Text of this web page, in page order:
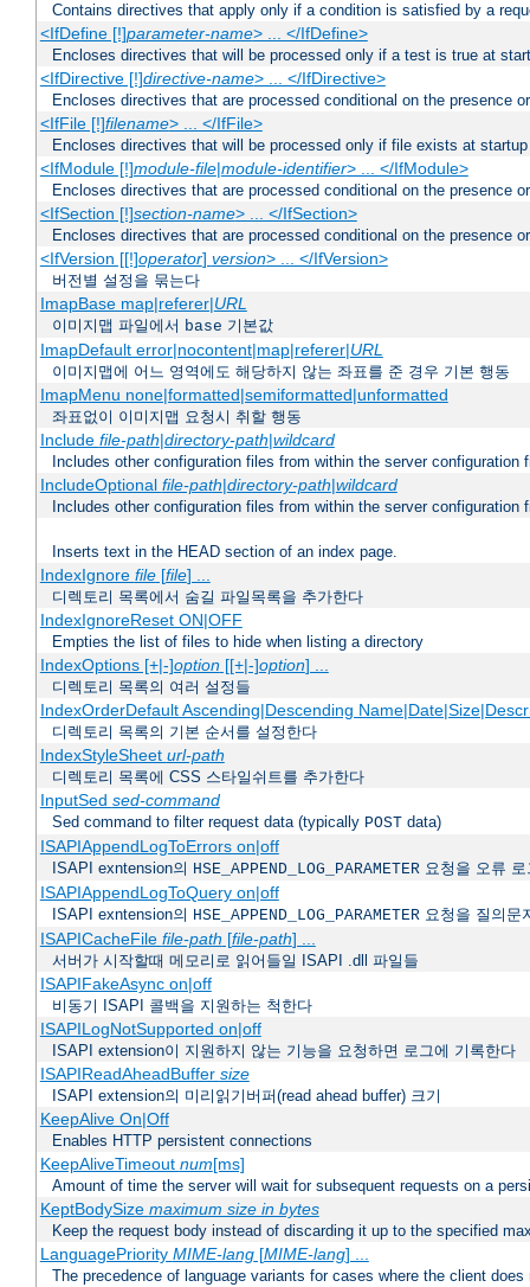
Contains directives that apply only if a condition is satisfied by a
<IfDefine [!]parameter-name> ... </IfDefine>
Encloses directives that will be processed only if a test is true at
<IfDirective [!]directive-name> ... </IfDirective>
Encloses directives that are processed conditional on the presence
<IfFile [!]filename> ... </IfFile>
Encloses directives that will be processed only if file exists at startup
<IfModule [!]module-file|module-identifier> ... </IfModule>
Encloses directives that are processed conditional on the presence
<IfSection [!]section-name> ... </IfSection>
Encloses directives that are processed conditional on the presence
<IfVersion [[!]operator] version> ... </IfVersion>
버전별 설정을 묶는다
ImapBase map|referer|URL
이미지맵 파일에서 base 기본값
ImapDefault error|nocontent|map|referer|URL
이미지맵에 어느 영역에도 해당하지 않는 좌표를 준 경우 기본 행동
ImapMenu none|formatted|semiformatted|unformatted
좌표없이 이미지맵 요청시 취할 행동
Include file-path|directory-path|wildcard
Includes other configuration files from within the server configuration
IncludeOptional file-path|directory-path|wildcard
Includes other configuration files from within the server configuration
Inserts text in the HEAD section of an index page.
IndexIgnore file[file] ...
디렉토리 목록에서 숨길 파일목록을 추가한다
IndexIgnoreReset ON|OFF
Empties the list of files to hide when listing a directory
IndexOptions [+|-]option[[+|-]option] ...
디렉토리 목록의 여러 설정들
IndexOrderDefault Ascending|Descending
디렉토리 목록의 기본 순서를 설정한다
IndexStyleSheet url-path
디렉토리 목록에 CSS 스타일쉬트를 추가한다
InputSed sed-command
Sed command to filter request data (typically POST data)
ISAPIAppendLogToErrors on|off
ISAPI exntension의 HSE_APPEND_LOG_PARAMETER 요청을 오류
ISAPIAppendLogToQuery on|off
ISAPI exntension의 HSE_APPEND_LOG_PARAMETER 요청을 질의문
ISAPICacheFile file-path [file-path] ...
서버가 시작할때 메모리로 읽어들일 ISAPI .dll 파일들
ISAPIFakeAsync on|off
비동기 ISAPI 콜백을 지원하는 척한다
ISAPILogNotSupported on|off
ISAPI extension이 지원하지 않는 기능을 요청하면 로그에 기록한다
ISAPIReadAheadBuffer size
ISAPI extension의 미리읽기버퍼(read ahead buffer) 크기
KeepAlive On|Off
Enables HTTP persistent connections
KeepAliveTimeout num[ms]
Amount of time the server will wait for subsequent requests on a
KeptBodySize maximum size in bytes
Keep the request body instead of discarding it up to the specified
LanguagePriority MIME-lang[MIME-lang] ...
The precedence of language variants for cases where the client